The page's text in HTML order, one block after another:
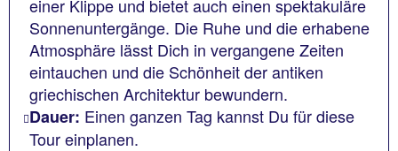
einer Klippe und bietet auch einen spektakuläre
Sonnenuntergänge. Die Ruhe und die erhabene
Atmosphäre lässt Dich in vergangene Zeiten
eintauchen und die Schönheit der antiken
griechischen Architektur bewundern.
Dauer: Einen ganzen Tag kannst Du für diese
Tour einplanen.